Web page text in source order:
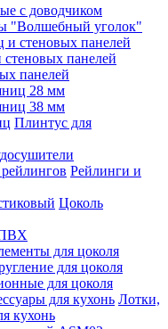
с доводчиком
"Волшебный уголок"
панелей
панелей
28 мм
38 мм
Плинтус для
Рейлинги и
Цоколь
ПВХ
для цоколя
для цоколя
для цоколя
Лотки,
кухонь